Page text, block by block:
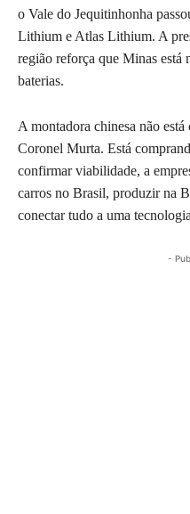
o Vale do Jequitinhonha
Lithium e Atlas Lithium. A
região reforça que Minas está
baterias.
A montadora chinesa não
Coronel Murta. Está
confirmar viabilidade, a
carros no Brasil, produzir na
conectar tudo a uma
-